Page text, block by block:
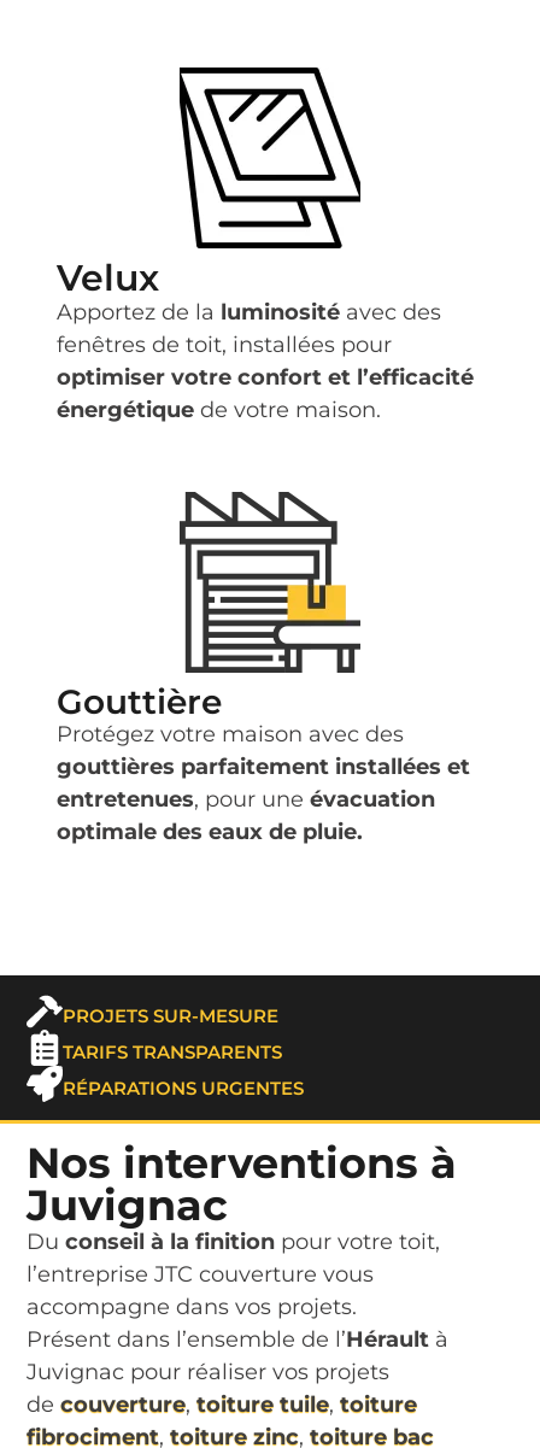
Velux
Apportez de la luminosité avec des
fenêtres de toit, installées pour
optimiser votre confort et l’efficacité
énergétique de votre maison.
Gouttière
Protégez votre maison avec des
gouttières parfaitement installées et
entretenues, pour uneévacuation
optimale des eaux de pluie.
PROJETS SUR-MESURE
TARIFS TRANSPARENTS
RÉPARATIONS URGENTES
Nos interventions à
Juvignac
Du conseil à la finition pour votre toit,
l’entreprise JTC couverture vous
accompagne dans vos projets.
Présent dans l’ensemble de l’Hérault à
Juvignac pour réaliser vos projets
decouverture,toiture tuile,toiture
fibrociment,toiture zinc,toiture bac